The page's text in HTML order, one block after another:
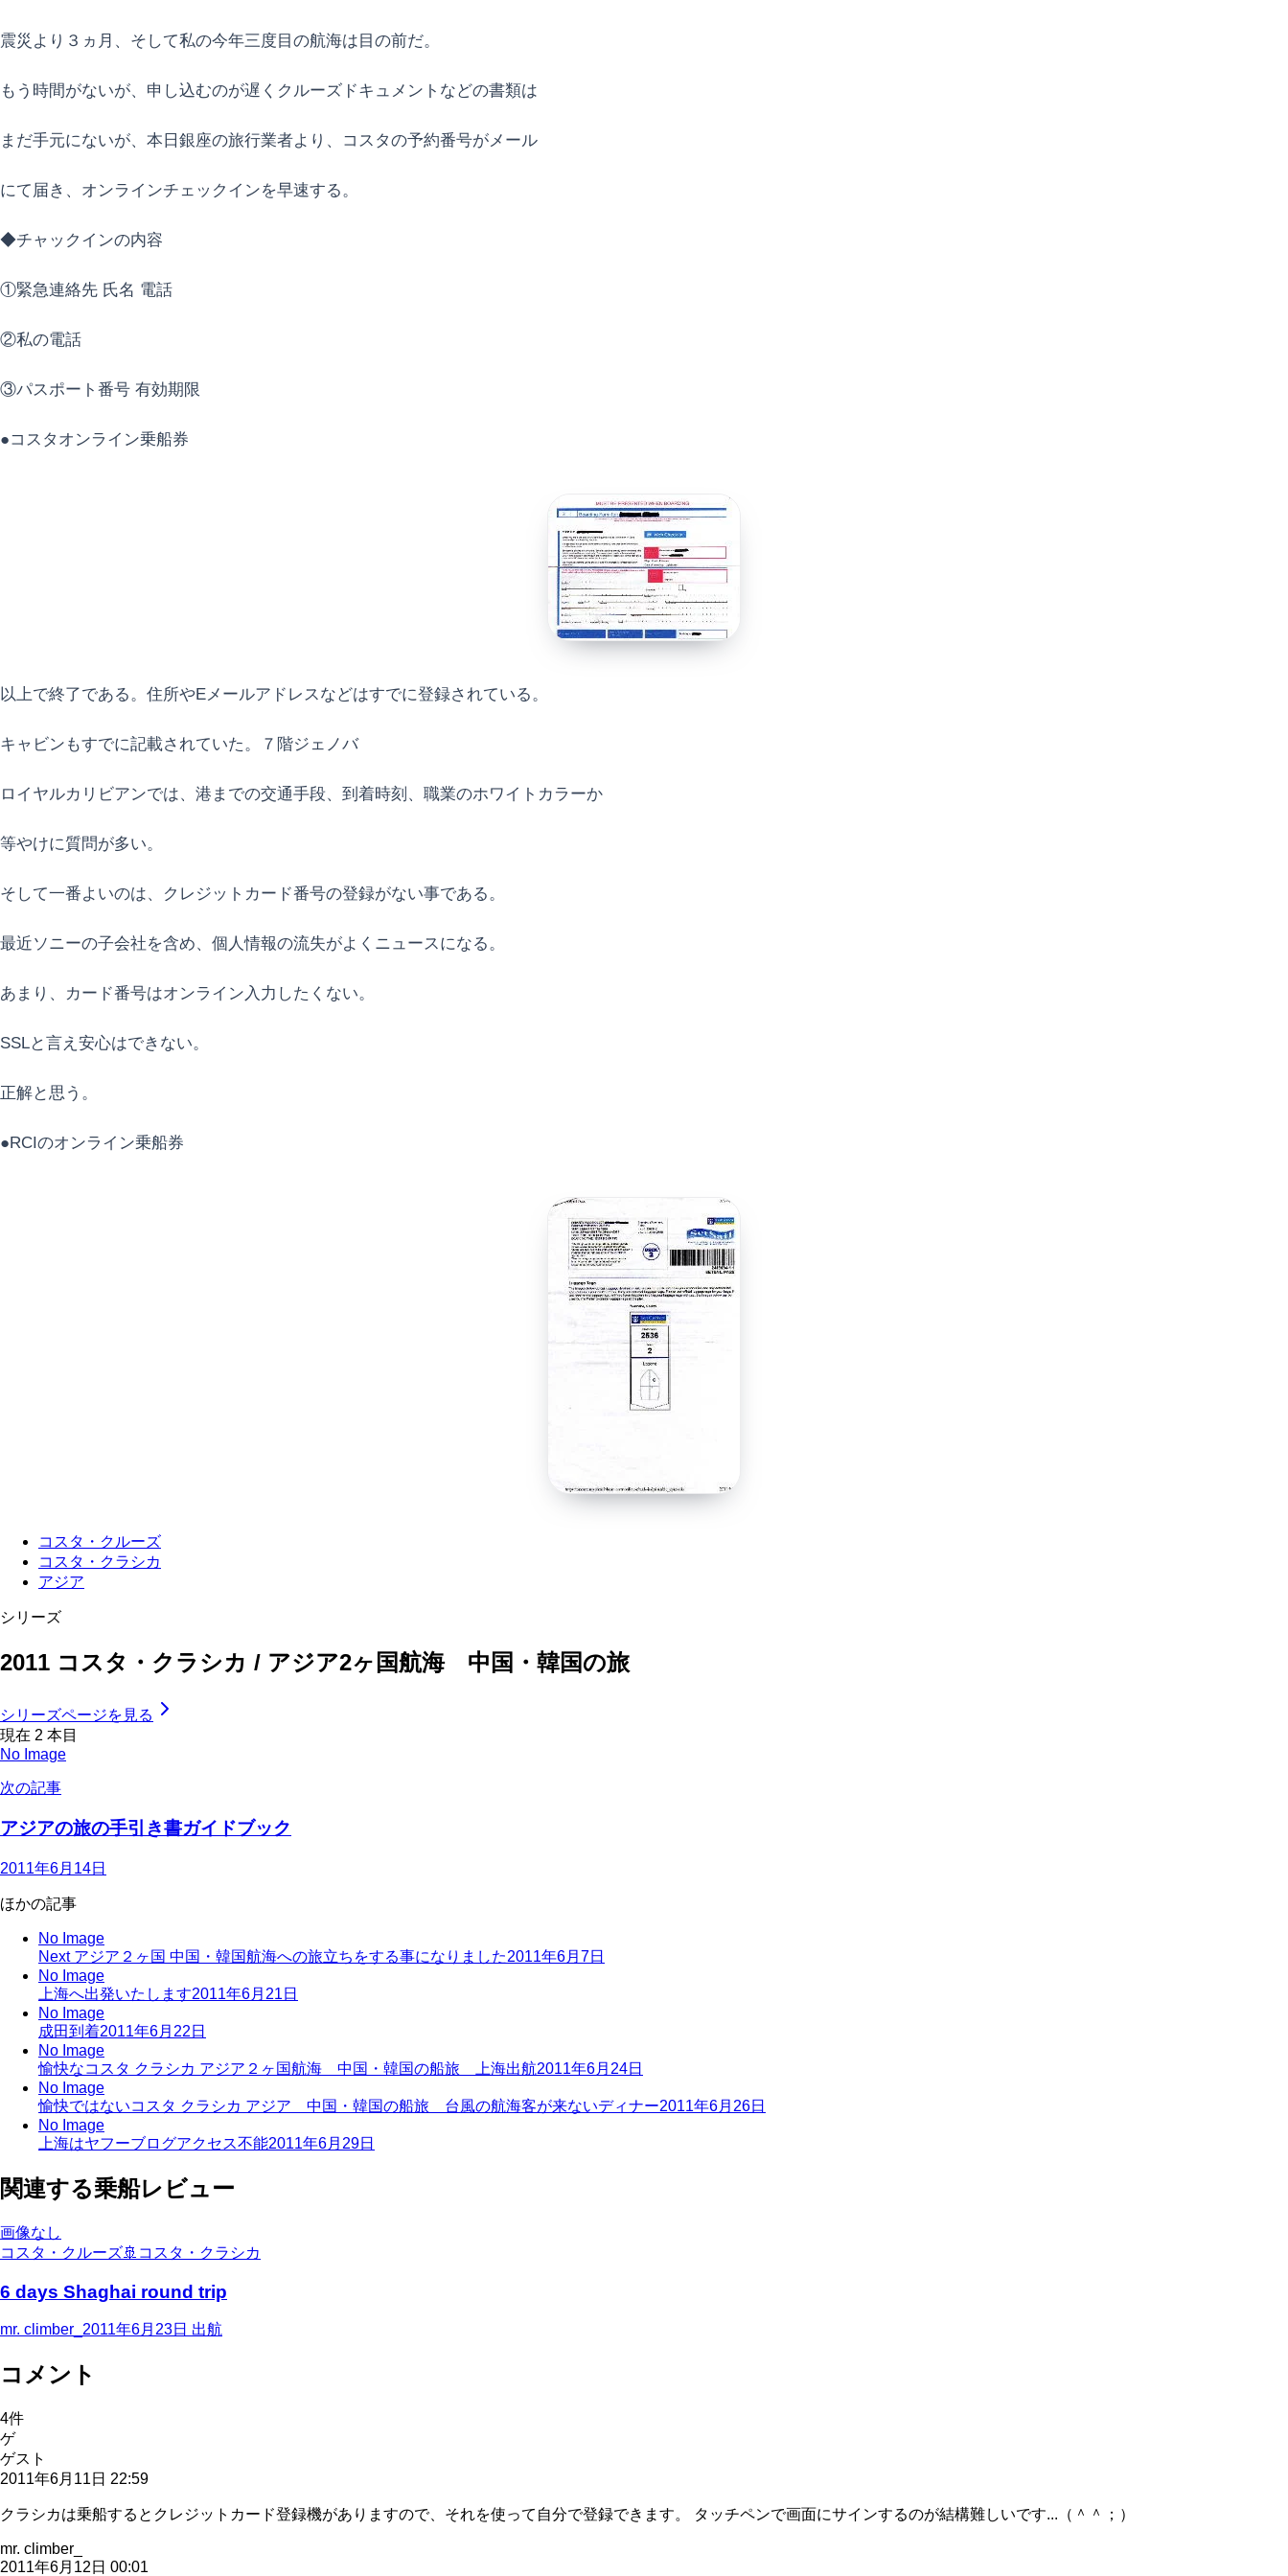
震災より３ヵ月、そして私の今年三度目の航海は目の前だ。
もう時間がないが、申し込むのが遅くクルーズドキュメントなどの書類は
まだ手元にないが、本日銀座の旅行業者より、コスタの予約番号がメール
にて届き、オンラインチェックインを早速する。
◆チャックインの内容
①緊急連絡先 氏名 電話
②私の電話
③パスポート番号 有効期限
●コスタオンライン乗船券
以上で終了である。住所やEメールアドレスなどはすでに登録されている。
キャビンもすでに記載されていた。７階ジェノバ
ロイヤルカリビアンでは、港までの交通手段、到着時刻、職業のホワイトカラーか
等やけに質問が多い。
そして一番よいのは、クレジットカード番号の登録がない事である。
最近ソニーの子会社を含め、個人情報の流失がよくニュースになる。
あまり、カード番号はオンライン入力したくない。
SSLと言え安心はできない。
正解と思う。
●RCIのオンライン乗船券
コスタ・クルーズ
コスタ・クラシカ
アジア
シリーズ
2011 コスタ・クラシカ / アジア2ヶ国航海 中国・韓国の旅
シリーズページを見る
現在 2 本目
No Image
次の記事
アジアの旅の手引き書ガイドブック
2011年6月14日
ほかの記事
No Image
Next アジア２ヶ国 中国・韓国航海への旅立ちをする事になりました2011年6月7日
No Image
上海へ出発いたします2011年6月21日
No Image
成田到着2011年6月22日
No Image
愉快なコスタ クラシカ アジア２ヶ国航海 中国・韓国の船旅 上海出航2011年6月24日
No Image
愉快ではないコスタ クラシカ アジア 中国・韓国の船旅 台風の航海客が来ないディナー2011年6月26日
No Image
上海はヤフーブログアクセス不能2011年6月29日
関連する乗船レビュー
画像なし
コスタ・クルーズ🚢 コスタ・クラシカ
6 days Shaghai round trip
mr. climber_ 2011年6月23日 出航
コメント
4件
ゲ
ゲスト
2011年6月11日 22:59
クラシカは乗船するとクレジットカード登録機がありますので、それを使って自分で登録できます。 タッチペンで画面にサインするのが結構難しいです...（＾＾；）
mr. climber_
2011年6月12日 00:01